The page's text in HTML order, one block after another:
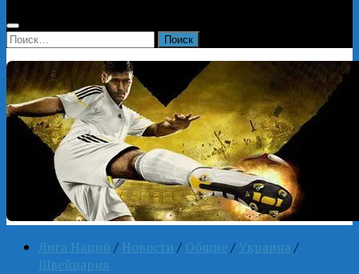
Найти:
Лига Наций / Новости / Общие / Украина /
Швейцария